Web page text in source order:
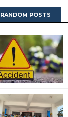
RANDOM POSTS